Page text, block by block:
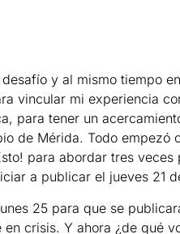
y al mismo tiempo
vincular mi experiencia
para tener un
de Mérida. Todo empezó
para abordar tres veces
a publicar el jueves 21
25 para que se
crisis. Y ahora ¿de qué